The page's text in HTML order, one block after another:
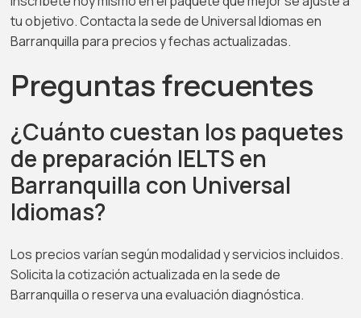
tu objetivo. Contacta la sede de Universal Idiomas en
Barranquilla para precios y fechas actualizadas.
Preguntas frecuentes
¿Cuánto cuestan los paquetes
de preparación IELTS en
Barranquilla con Universal
Idiomas?
Los precios varían según modalidad y servicios incluidos.
Solicita la cotización actualizada en la sede de
Barranquilla o reserva una evaluación diagnóstica.